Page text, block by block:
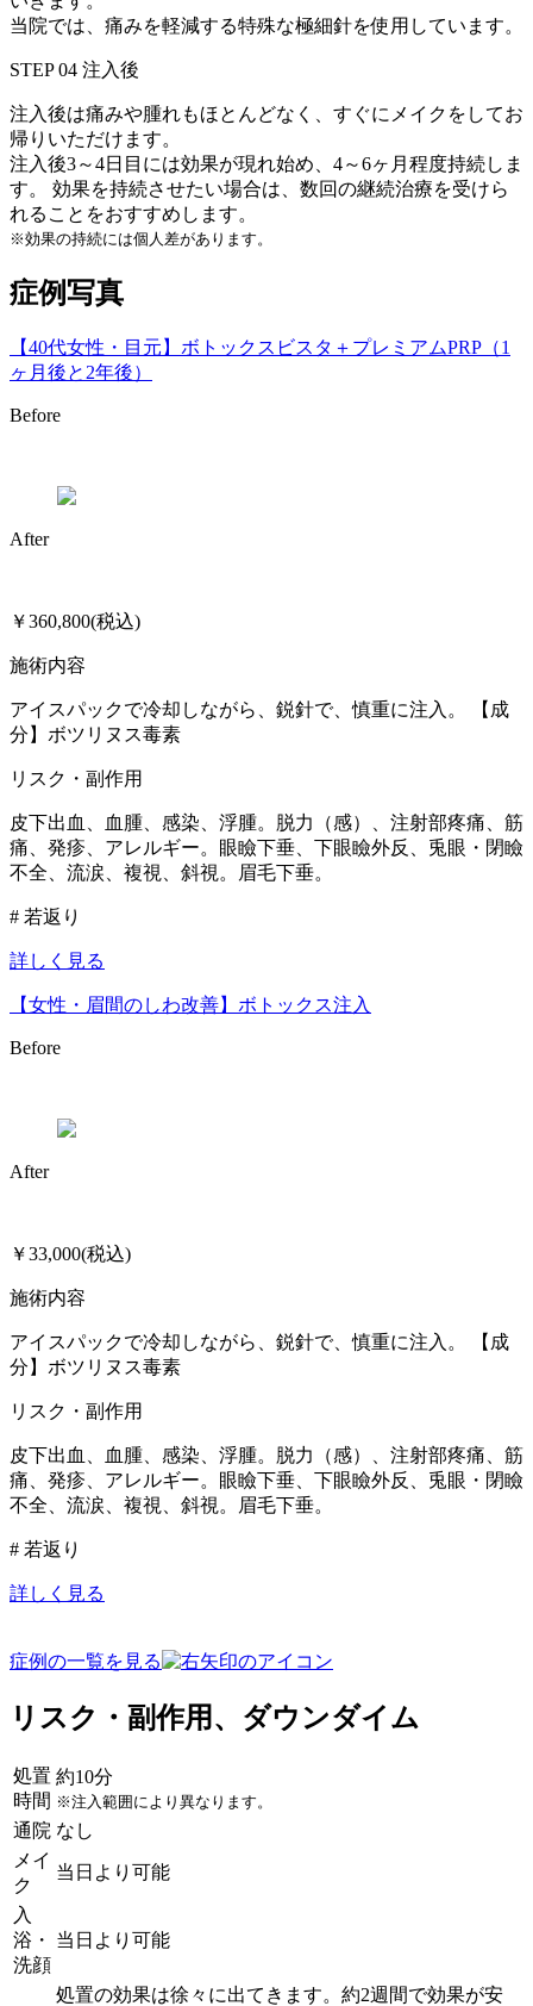
当院では、痛みを軽減する特殊な極細針を使用しています。
STEP 04 注入後
注入後は痛みや腫れもほとんどなく、すぐにメイクをしてお
帰りいただけます。
注入後3～4日目には効果が現れ始め、4～6ヶ月程度持続しま
す。 効果を持続させたい場合は、数回の継続治療を受けら
れることをおすすめします。
※効果の持続には個人差があります。
症例写真
【40代女性・目元】ボトックスビスタ＋プレミアムPRP（1
ヶ月後と2年後）
Before
After
￥360,800(税込)
施術内容
アイスパックで冷却しながら、鋭針で、慎重に注入。 【成
分】ボツリヌス毒素
リスク・副作用
皮下出血、血腫、感染、浮腫。脱力（感）、注射部疼痛、筋
痛、発疹、アレルギー。眼瞼下垂、下眼瞼外反、兎眼・閉瞼
不全、流涙、複視、斜視。眉毛下垂。
# 若返り
詳しく見る
【女性・眉間のしわ改善】ボトックス注入
Before
After
￥33,000(税込)
施術内容
アイスパックで冷却しながら、鋭針で、慎重に注入。 【成
分】ボツリヌス毒素
リスク・副作用
皮下出血、血腫、感染、浮腫。脱力（感）、注射部疼痛、筋
痛、発疹、アレルギー。眼瞼下垂、下眼瞼外反、兎眼・閉瞼
不全、流涙、複視、斜視。眉毛下垂。
# 若返り
詳しく見る
症例の一覧を見る
リスク・副作用、ダウンダイム
処置
時間
約10分
※注入範囲により異なります。
通院 なし
メイ
ク
当日より可能
入
浴・
洗顔
当日より可能
処置の効果は徐々に出てきます。約2週間で効果が安